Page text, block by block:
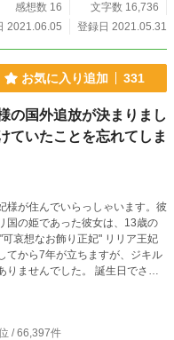
感想数 16
文字数 16,736
2021.06.05
登録日 2021.05.31
お気に入り追加 331
の国外追放が決まりまし
ていたことを忘れてしま
様が住んでいらっしゃいます。彼
国の姫であった彼女は、13歳の
てから7年が立ちますが、ジキル
でした。 誕生日でさ
リリア王妃はジキル王に振り向
かし彼女に待っていたのは、残
/ 66,397件